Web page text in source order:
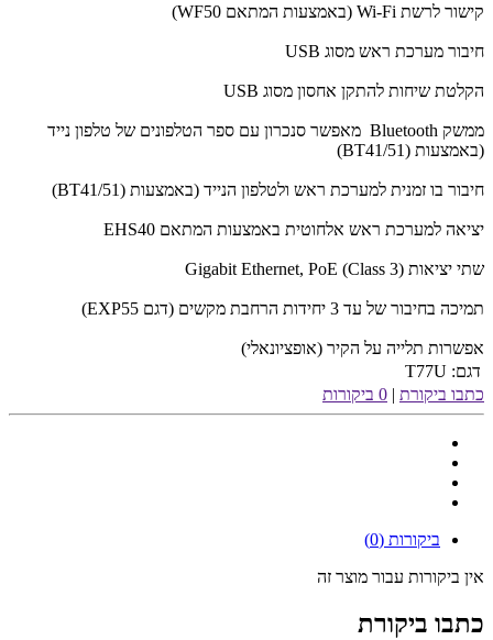
קישור לרשת Wi-Fi (באמצעות המתאם WF50)
חיבור מערכת ראש מסוג USB
הקלטת שיחות להתקן אחסון מסוג USB
ממשק Bluetooth מאפשר סנכרון עם ספר הטלפונים של טלפון נייד
(באמצעות (BT41/51)
חיבור בו זמנית למערכת ראש ולטלפון הנייד (באמצעות (BT41/51)
יציאה למערכת ראש אלחוטית באמצעות המתאם EHS40
שתי יציאות Gigabit Ethernet, PoE (Class 3)
תמיכה בחיבור של עד 3 יחידות הרחבת מקשים (דגם EXP55)
אפשרות תלייה על הקיר (אופציונאלי)
דגם: T77U
כתבו ביקורת | 0 ביקורות
ביקורות (0)
אין ביקורות עבור מוצר זה
כתבו ביקורת